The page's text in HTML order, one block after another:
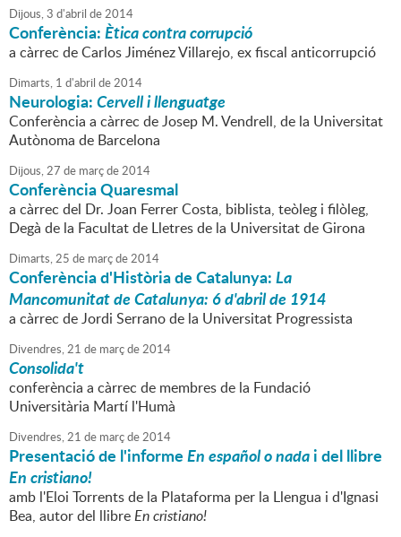
Dijous,3 d'abril de2014
Conferència:Ètica contra corrupció
a càrrec de Carlos Jiménez Villarejo, ex fiscal anticorrupció
Dimarts, 1 d'abril de2014
Neurologia:Cervell i llenguatge
Conferència a càrrec de Josep M. Vendrell, de la Universitat
Autònoma de Barcelona
Dijous,27 de marçde2014
Conferència Quaresmal
a càrrec del Dr. Joan Ferrer Costa, biblista, teòleg i filòleg,
Degà de la Facultat de Lletres de la Universitat de Girona
Dimarts,25 de marçde2014
Conferència d'Història de Catalunya:La
Mancomunitat de Catalunya: 6 d'abril de 1914
a càrrec de Jordi Serrano de la Universitat Progressista
Divendres,21 de marçde2014
Consolida't
conferència a càrrec de membres de la Fundació
Universitària Martí l'Humà
Divendres,21 de marçde2014
Presentació de l'informeEn español o nadai del llibre
En cristiano!
amb l'Eloi Torrents de la Plataforma per la Llengua i d'Ignasi
Bea, autor del llibreEn cristiano!